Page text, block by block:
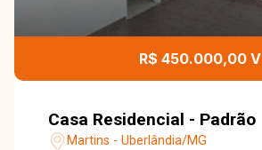
R$ 450.000,00 V
Casa Residencial - Padrão
Martins - Uberlândia/MG